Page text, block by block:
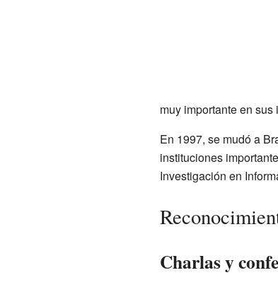
muy importante en
En 1997, se mudó a
instituciones
Investigación en
Charlas y